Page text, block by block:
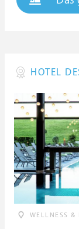
HOTEL
WELLNESS &